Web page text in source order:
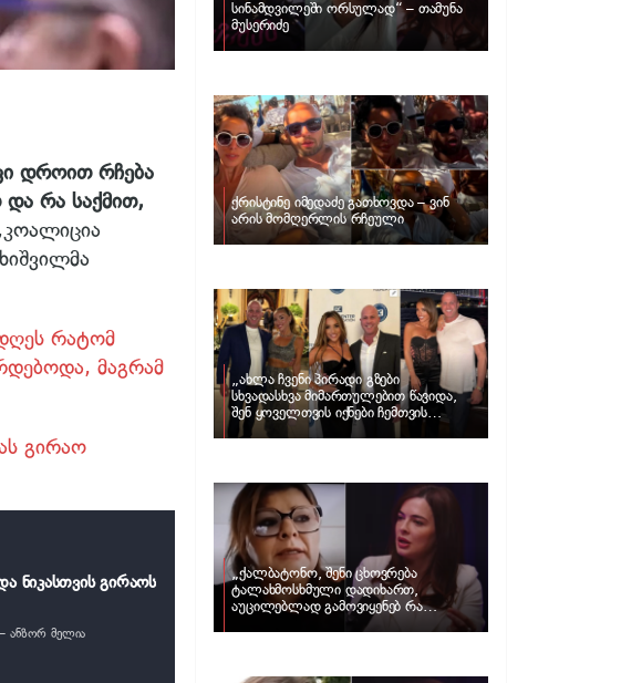
დროით რჩება
რა საქმით,
რატომ
მაგრამ
გირაო
ნიკასთვის გირაოს
ანზორ მელია
სინამდვილეში ორსულად“ – თამუნა
მუსერიძე
ქრისტინე იმედაძე გათხოვდა – ვინ
არის მომღერლის რჩეული
„ახლა ჩვენი პირადი გზები
სხვადასხვა მიმართულებით წავიდა,
შენ ყოველთვის იქნები ჩემთვის
შთაგონების წყარო“ – ნუცა ბუზალაძე
„ქალბატონო, შენი ცხოვრება
ტალახმოსხმული დადიხართ,
აუცილებლად გამოვიყენებ რა
ინფორმაციაც მაქვს“… – რა
მარიამ კუბლაშვილი